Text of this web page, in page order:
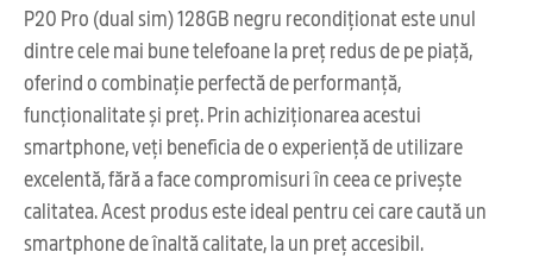
P20 Pro (dual sim) 128GB negru recondiționat este unul
dintre cele mai bune telefoane la preț redus de pe piață,
oferind o combinație perfectă de performanță,
funcționalitate și preț. Prin achiziționarea acestui
smartphone, veți beneficia de o experiență de utilizare
excelentă, fără a face compromisuri în ceea ce privește
calitatea. Acest produs este ideal pentru cei care caută un
smartphone de înaltă calitate, la un preț accesibil.